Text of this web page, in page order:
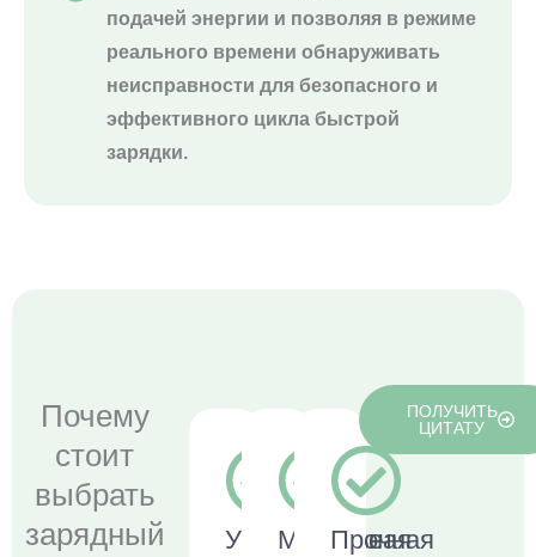
подачей энергии и позволяя в режиме
реального времени обнаруживать
неисправности для безопасного и
эффективного цикла быстрой
зарядки.
Почему
стоит
выбрать
зарядный
Универсальная
МощныеПрочная
ПОЛУЧИТЬ
ЦИТАТУ